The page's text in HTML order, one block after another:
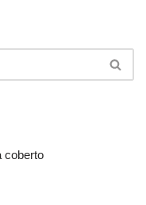
coberto